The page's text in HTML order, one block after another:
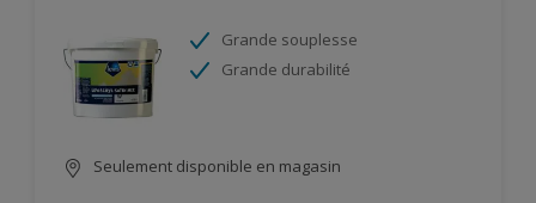
Grande souplesse
Grande durabilité
Seulement disponible en magasin